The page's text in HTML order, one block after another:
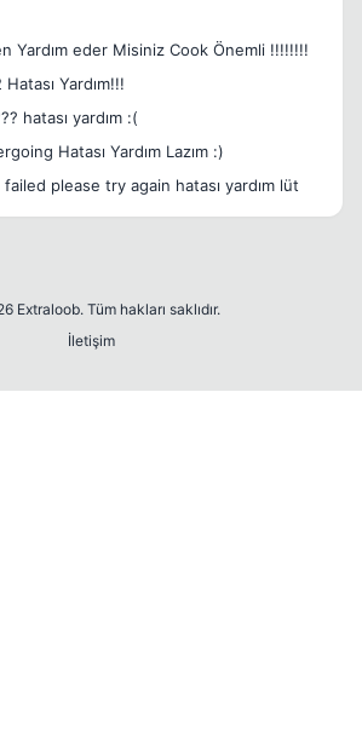
Yardım eder Misiniz Cook Önemli !!!!!!!!
Hatası Yardım!!!
hatası yardım :(
Hatası Yardım Lazım :)
please try again hatası yardım lüt
Extraloob. Tüm hakları saklıdır.
İletişim